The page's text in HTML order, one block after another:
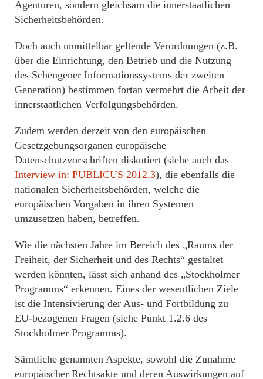
Agenturen, sondern gleichsam die innerstaatlichen
Sicherheitsbehörden.
Doch auch unmittelbar geltende Verordnungen (z.B.
über die Einrichtung, den Betrieb und die Nutzung
des Schengener Informationssystems der zweiten
Generation) bestimmen fortan vermehrt die Arbeit der
innerstaatlichen Verfolgungsbehörden.
Zudem werden derzeit von den europäischen
Gesetzgebungsorganen europäische
Datenschutzvorschriften diskutiert (siehe auch das
Interview in: PUBLICUS 2012.3), die ebenfalls die
nationalen Sicherheitsbehörden, welche die
europäischen Vorgaben in ihren Systemen
umzusetzen haben, betreffen.
Wie die nächsten Jahre im Bereich des „Raums der
Freiheit, der Sicherheit und des Rechts“ gestaltet
werden könnten, lässt sich anhand des „Stockholmer
Programms“ erkennen. Eines der wesentlichen Ziele
ist die Intensivierung der Aus- und Fortbildung zu
EU-bezogenen Fragen (siehe Punkt 1.2.6 des
Stockholmer Programms).
Sämtliche genannten Aspekte, sowohl die Zunahme
europäischer Rechtsakte und deren Auswirkungen auf